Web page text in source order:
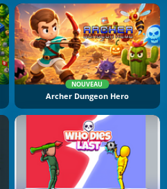
NOUVEAU
Archer Dungeon Hero